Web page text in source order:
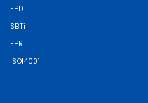
EPD
SBTi
EPR
ISO14001